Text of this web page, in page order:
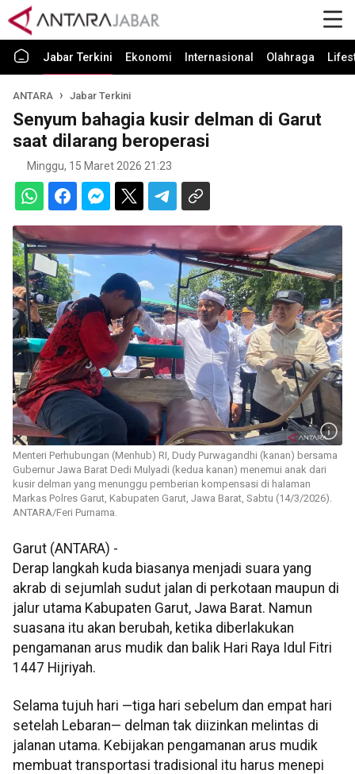
Jabar Terkini Ekonomi Internasional Olahraga
ANTARA Jabar Terkini
Senyum bahagia kusir delman di Garut
saat dilarang beroperasi
Minggu, 15 Maret 2026 21:23
Menteri Perhubungan (Menhub) RI, Dudy Purwagandhi (kanan) bersama
Gubernur Jawa Barat Dedi Mulyadi (kedua kanan) menemui anak dari
kusir delman yang menunggu pemberian kompensasi di halaman
Markas Polres Garut, Kabupaten Garut, Jawa Barat, Sabtu (14/3/2026).
ANTARA/Feri Purnama.
Garut (ANTARA) -
Derap langkah kuda biasanya menjadi suara yang
akrab di sejumlah sudut jalan di perkotaan maupun di
jalur utama Kabupaten Garut, Jawa Barat. Namun
suasana itu akan berubah, ketika diberlakukan
pengamanan arus mudik dan balik Hari Raya Idul Fitri
1447 Hijriyah.
Selama tujuh hari —tiga hari sebelum dan empat hari
setelah Lebaran— delman tak diizinkan melintas di
jalanan utama. Kebijakan pengamanan arus mudik
membuat transportasi tradisional itu harus menepi